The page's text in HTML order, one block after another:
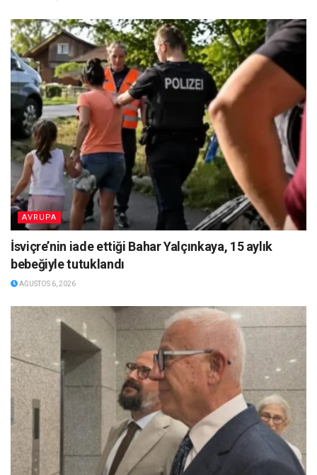
AVRUPA
İsviçre’nin iade ettiği Bahar Yalçınkaya, 15 aylık
bebeğiyle tutuklandı
AĞUSTOS 6, 2026